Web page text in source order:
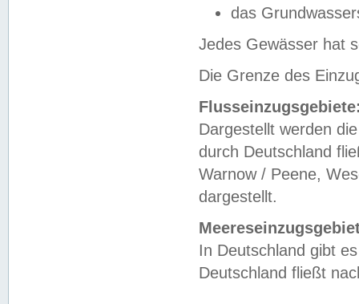
das
Jedes Gewässer hat
Die Grenze des
Dargestellt werden
durch Deutschland
Warnow / Peene,
dargestellt.
In Deutschland gibt
Deutschland fließt